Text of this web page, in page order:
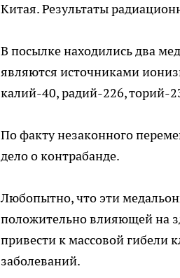
Китая. Результаты
В посылке находились два
являются источниками
калий-40, радий-226, торий-
По факту незаконного
дело о контрабанде.
Любопытно, что эти
положительно влияющей на
привести к массовой гибели
заболеваний.